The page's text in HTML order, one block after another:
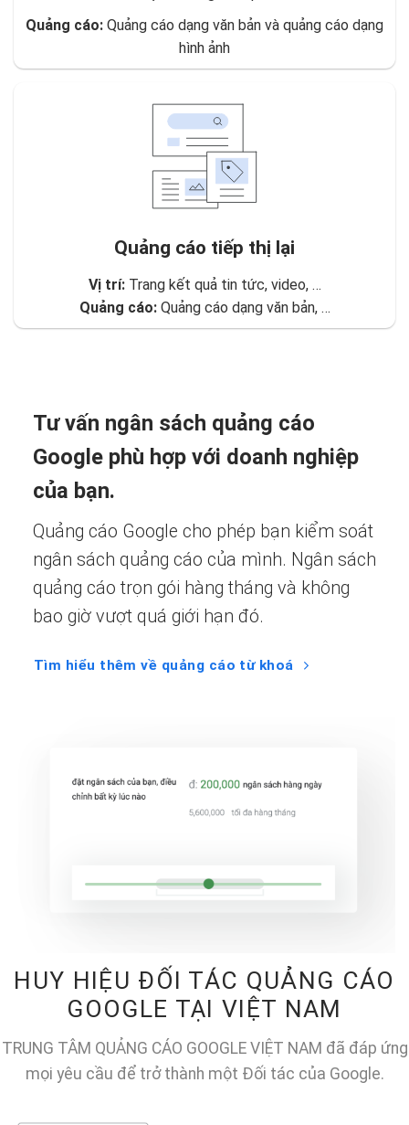
Quảng cáo: Quảng cáo dạng văn bản và quảng cáo dạng
hình ảnh
Quảng cáo tiếp thị lại
Vị trí:Trang kết quả tin tức, video, …
Quảng cáo:Quảng cáo dạng văn bản, …
Tư vấn ngân sách quảng cáo
Google phù hợp với doanh nghiệp
của bạn.
Quảng cáo Google cho phép bạn kiểm soát
ngân sách quảng cáo của mình. Ngân sách
quảng cáo trọn gói hàng tháng và không
bao giờ vượt quá giới hạn đó.
Tìm hiểu thêm về quảng cáo từ khoá
HUY HIỆU ĐỐI TÁC QUẢNG CÁO
GOOGLE TẠI VIỆT NAM
TRUNG TÂM QUẢNG CÁO GOOGLE VIỆT NAM đã đáp ứng
mọi yêu cầu để trở thành một Đối tác của Google.